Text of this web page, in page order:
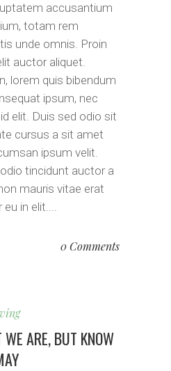
accusantium
totam rem
unde omnis. Proin
auctor aliquet.
lorem quis bibendum
ipsum, nec
elit. Duis sed odio sit
cursus a sit amet
ipsum velit.
tincidunt auctor a
mauris vitae erat
in elit....
0 Comments
ARE, BUT KNOW